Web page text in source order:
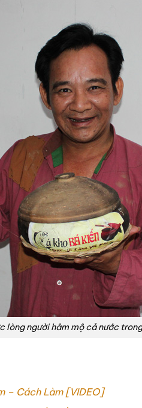
lòng người hâm mộ cả nước
– Cách Làm [VIDEO]